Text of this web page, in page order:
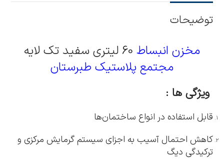
توضیحات
مخزن انبساط
مجتمع پلاستیک طبرستان
ویژگی ها :
قابل استفاده در انواع ساختمان‌ها
کاهش احتمال آسیب به اجزای سیستم گرمایش مرکزی و
ترکیدگی دیگ